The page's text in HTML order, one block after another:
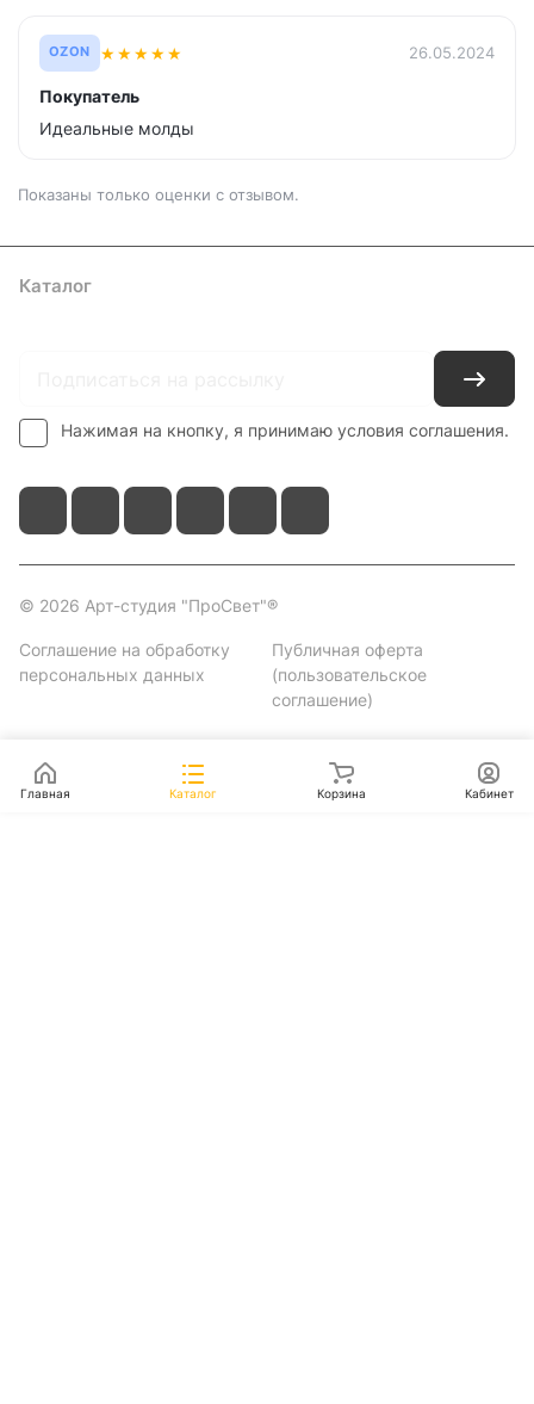
OZON ★★★★★ 26.05.2024
Покупатель
Идеальные молды
Показаны только оценки с отзывом.
Каталог
Нажимая на кнопку, я принимаю условия соглашения.
© 2026 Арт-студия "ПроСвет"®
Соглашение на обработку
персональных данных
Публичная оферта
(пользовательское
соглашение)
Главная Каталог Корзина Кабинет